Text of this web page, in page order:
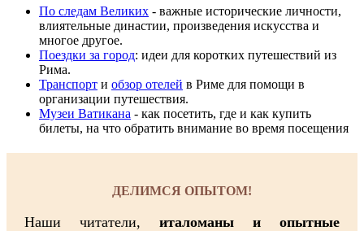
По следам Великих - важные исторические личности,
влиятельные династии, произвeдения искусства и
многое другое.
Поездки за город: идеи для коротких путешествий из
Рима.
Транспорт и обзор отелей в Риме для помощи в
организации путешествия.
Музеи Ватикана - как посетить, где и как купить
билеты, на что обратить внимание во время посещения
ДЕЛИМСЯ ОПЫТОМ!
Наши читатели, италоманы и опытные